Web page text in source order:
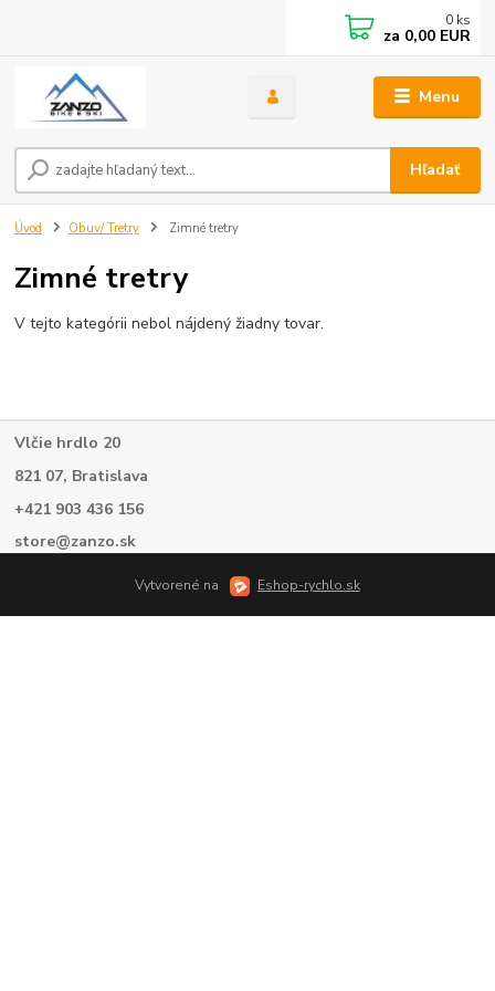
Menu
Hľadať
0 ks
za 0,00 EUR
Úvod Obuv/ Tretry Zimné tretry
Zimné tretry
V tejto kategórii nebol nájdený žiadny tovar.
Vlčie hrdlo 20
821 07, Bratislava
+421 903 436 156
store@zanzo.sk
Vytvorené na Eshop-rychlo.sk